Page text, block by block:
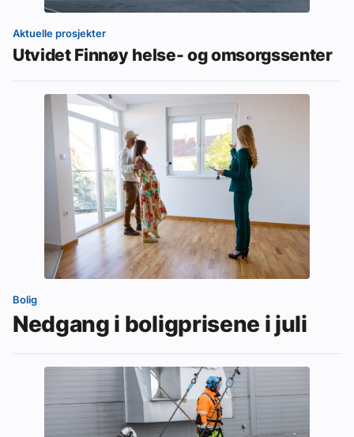
Aktuelle prosjekter
Utvidet Finnøy helse- og omsorgssenter
Bolig
Nedgang i boligprisene i juli